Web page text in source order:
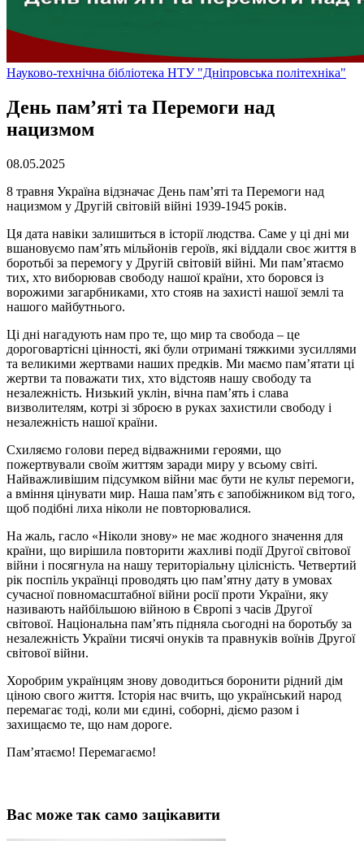
Науково-технічна бібліотека НТУ "Дніпровська політехніка"
День пам’яті та Перемоги над
нацизмом
08.05.2025
8 травня Україна відзначає День пам’яті та Перемоги над
нацизмом у Другій світовій війні 1939-1945 років.
Ця дата навіки залишиться в історії людства. Саме у ці дні ми
вшановуємо пам’ять мільйонів героїв, які віддали своє життя в
боротьбі за перемогу у Другій світовій війні. Ми пам’ятаємо
тих, хто виборював свободу нашої країни, хто боровся із
ворожими загарбниками, хто стояв на захисті нашої землі та
нашого майбутнього.
Ці дні нагадують нам про те, що мир та свобода – це
дороговартісні цінності, які були отримані тяжкими зусиллями
та великими жертвами наших предків. Ми маємо пам’ятати ці
жертви та поважати тих, хто відстояв нашу свободу та
незалежність. Низький уклін, вічна пам’ять і слава
визволителям, котрі зі зброєю в руках захистили свободу і
незалежність нашої країни.
Схиляємо голови перед відважними героями, що
пожертвували своїм життям заради миру у всьому світі.
Найважливішим підсумком війни має бути не культ перемоги,
а вміння цінувати мир. Наша пам’ять є запобіжником від того,
щоб подібні лиха ніколи не повторювалися.
На жаль, гасло «Ніколи знову» не має жодного значення для
країни, що вирішила повторити жахливі події Другої світової
війни і посягнула на нашу територіальну цілісність. Четвертий
рік поспіль українці проводять цю памʼятну дату в умовах
сучасної повномасштабної війни росії проти України, яку
називають найбільшою війною в Європі з часів Другої
світової. Національна пам’ять підняла сьогодні на боротьбу за
незалежність України тисячі онуків та правнуків воїнів Другої
світової війни.
Хоробрим українцям знову доводиться боронити рідний дім
ціною свого життя. Історія нас вчить, що український народ
перемагає тоді, коли ми єдині, соборні, діємо разом і
захищаємо те, що нам дороге.
Пам’ятаємо! Перемагаємо!
Вас може так само зацікавити